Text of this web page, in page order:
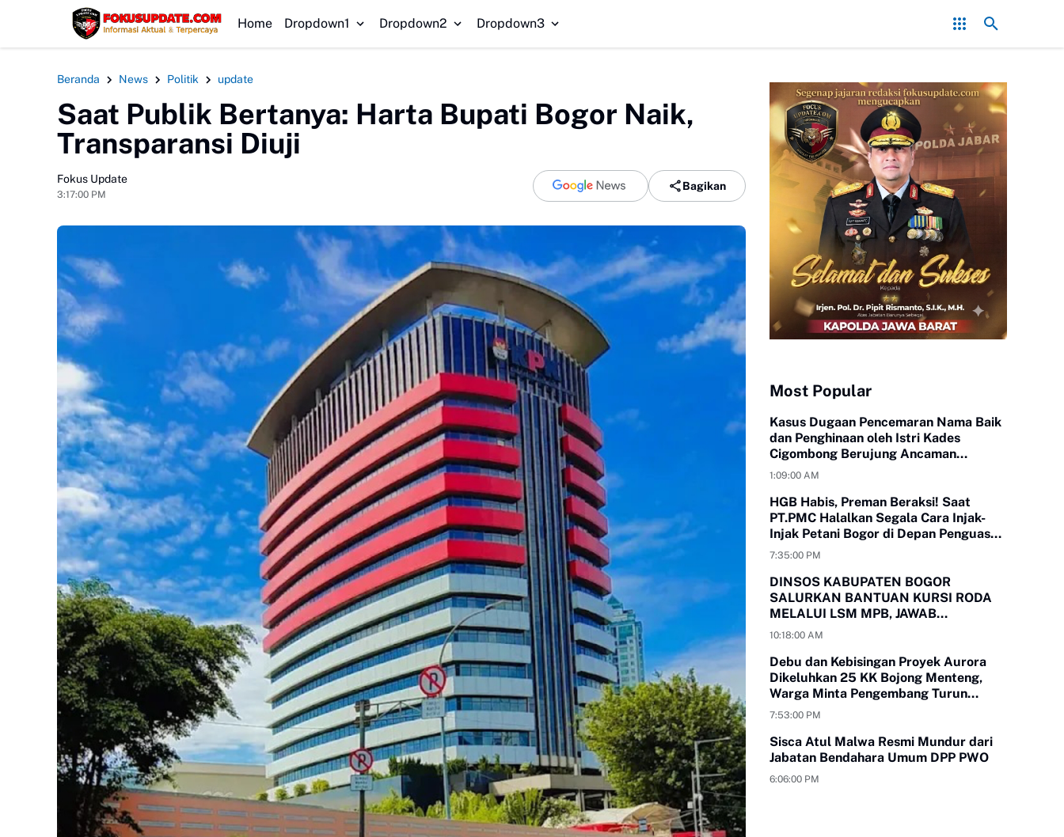
HEADLINE Redam Konflik, Kapolres Bogor Minta PT PMC Tunda Aktivitas di Lahan
Home Dropdown1 Dropdown2 Dropdown3
Beranda News Politik update
Saat Publik Bertanya: Harta Bupati Bogor Naik,
Transparansi Diuji
Fokus Update
3:17:00 PM
Bagikan
Most Popular
Kasus Dugaan Pencemaran Nama Baik
dan Penghinaan oleh Istri Kades
Cigombong Berujung Ancaman
Laporan Polisi
1:09:00 AM
HGB Habis, Preman Beraksi! Saat
PT.PMC Halalkan Segala Cara Injak-
Injak Petani Bogor di Depan Penguasa
yang Bungkam
7:35:00 PM
DINSOS KABUPATEN BOGOR
SALURKAN BANTUAN KURSI RODA
MELALUI LSM MPB, JAWAB
KEBUTUHAN WARGA
10:18:00 AM
Debu dan Kebisingan Proyek Aurora
Dikeluhkan 25 KK Bojong Menteng,
Warga Minta Pengembang Turun
Tangan
7:53:00 PM
Sisca Atul Malwa Resmi Mundur dari
Jabatan Bendahara Umum DPP PWO
6:06:00 PM